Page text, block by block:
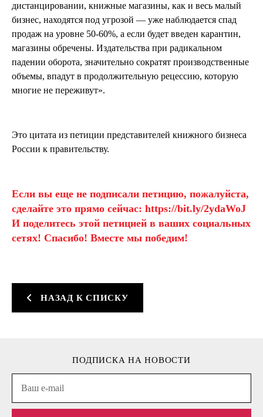
дистанцировании, книжные магазины, как и весь малый
бизнес, находятся под угрозой — уже наблюдается спад
продаж на уровне 50-60%, а если будет введен карантин,
магазины обречены. Издательства при радикальном
падении оборота, значительно сократят производственные
объемы, впадут в продолжительную рецессию, которую
многие не переживут».
Это цитата из петиции представителей книжного бизнеса
России к правительству.
Если вы еще не подписали петицию, пожалуйста,
сделайте это прямо сейчас: https://bit.ly/2ydaWoJ
И поделитесь этой петицией в ваших социальных
сетях! Спасибо! Вместе мы победим!
НАЗАД К СПИСКУ
ПОДПИСКА НА НОВОСТИ